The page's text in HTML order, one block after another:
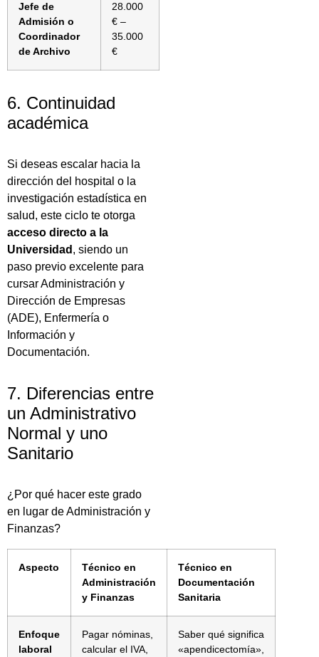
Jefe de
Admisión o
Coordinador
de Archivo
28.000
€ –
35.000
€
6. Continuidad
académica
Si deseas escalar hacia la
dirección del hospital o la
investigación estadística en
salud, este ciclo te otorga
acceso directo a la
Universidad , siendo un
paso previo excelente para
cursar Administración y
Dirección de Empresas
(ADE), Enfermería o
Información y
Documentación.
7. Diferencias entre
un Administrativo
Normal y uno
Sanitario
¿Por qué hacer este grado
en lugar de Administración y
Finanzas?
Aspecto
Técnico en
Administración
y Finanzas
Técnico en
Documentación
Sanitaria
Enfoque
laboral
Pagar nóminas,
calcular el IVA,
Saber qué significa
«apendicectomía»,